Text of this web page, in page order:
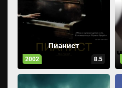
Пианист
2002 8.5